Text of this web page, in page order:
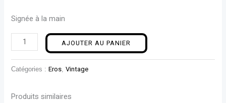
Signée à la main
AJOUTER AU PANIER
Catégories :Eros ,Vintage
Produits similaires